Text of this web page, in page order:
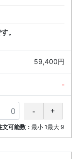
。
59,400円
-
文可能数：最小 1最大 9